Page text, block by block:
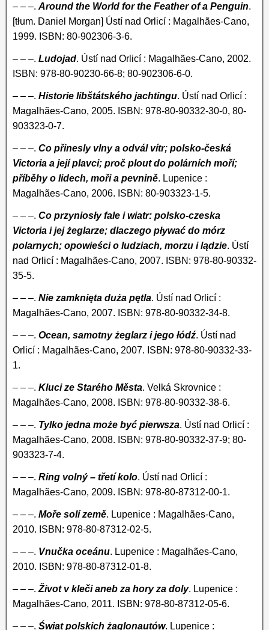
– – –. Around the World for the Feather of a Penguin.
[tłum. Daniel Morgan] Ústí nad Orlicí : Magalhães-Cano,
1999. ISBN: 80-902306-3-6.
– – –. Ludojad. Ústí nad Orlicí : Magalhães-Cano, 2002.
ISBN: 978-80-90230-66-8; 80-902306-6-0.
– – –. Historie libštátského jachtingu. Ústí nad Orlicí :
Magalhães-Cano, 2005. ISBN: 978-80-90332-30-0, 80-
903323-0-7.
– – –. Co přinesly vlny a odvál vítr; polsko-česká
Victoria a její plavci; proč plout do polárních moří;
příběhy o lidech, moři a pevnině. Lupenice :
Magalhães-Cano, 2006. ISBN: 80-903323-1-5.
– – –. Co przyniosły fale i wiatr: polsko-czeska
Victoria i jej żeglarze; dlaczego pływać do mórz
polarnych; opowieści o ludziach, morzu i lądzie. Ústí
nad Orlicí : Magalhães-Cano, 2007. ISBN: 978-80-90332-
35-5.
– – –. Nie zamknięta duża pętla. Ústí nad Orlicí :
Magalhães-Cano, 2007. ISBN: 978-80-90332-34-8.
– – –. Ocean, samotny żeglarz i jego łódź. Ústí nad
Orlicí : Magalhães-Cano, 2007. ISBN: 978-80-90332-33-
1.
– – –. Kluci ze Starého Města. Velká Skrovnice :
Magalhães-Cano, 2008. ISBN: 978-80-90332-38-6.
– – –. Tylko jedna może być pierwsza. Ústí nad Orlicí :
Magalhães-Cano, 2008. ISBN: 978-80-90332-37-9; 80-
903323-7-4.
– – –. Ring volný – třetí kolo. Ústí nad Orlicí :
Magalhães-Cano, 2009. ISBN: 978-80-87312-00-1.
– – –. Moře solí země. Lupenice : Magalhães-Cano,
2010. ISBN: 978-80-87312-02-5.
– – –. Vnučka oceánu. Lupenice : Magalhães-Cano,
2010. ISBN: 978-80-87312-01-8.
– – –. Život v kleči aneb za hory za doly. Lupenice :
Magalhães-Cano, 2011. ISBN: 978-80-87312-05-6.
– – –. Świat polskich żaglonautów. Lupenice :